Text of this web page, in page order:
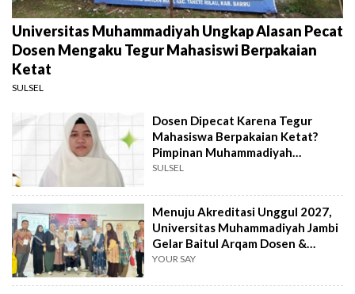
Universitas Muhammadiyah Ungkap Alasan Pecat
Dosen Mengaku Tegur Mahasiswi Berpakaian
Ketat
SULSEL
Dosen Dipecat Karena Tegur
Mahasiswa Berpakaian Ketat?
Pimpinan Muhammadiyah
Investigasi
SULSEL
Menuju Akreditasi Unggul 2027,
Universitas Muhammadiyah Jambi
Gelar Baitul Arqam Dosen &
Tendik
YOUR SAY